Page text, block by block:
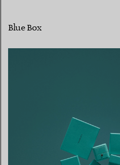
Blue Box